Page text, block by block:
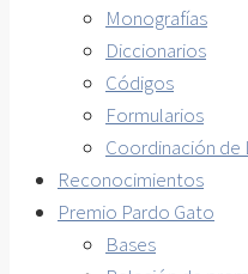
Monografías
Diccionarios
Códigos
Formularios
Coordinación
Reconocimientos
Premio Pardo Gato
Bases